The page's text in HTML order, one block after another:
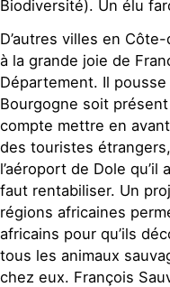
Biodiversité). Un élu
D’autres villes en
à la grande joie de
Département. Il pousse
Bourgogne soit
compte mettre en
des touristes
l’aéroport de Dole
faut rentabiliser. Un
régions africaines
africains pour qu’ils
tous les animaux
chez eux. François